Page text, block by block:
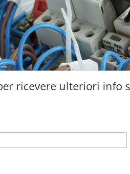
ricevere ulteriori info